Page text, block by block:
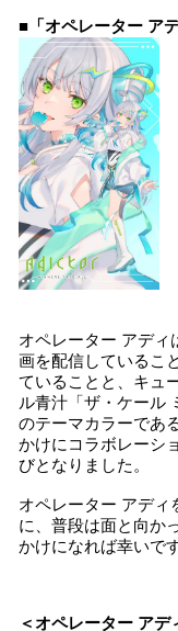
■「オペレーター ア
オペレーター アディ
画を配信しているこ
ていることと、キュ
ル青汁「ザ・ケール
のテーマカラーであ
かけにコラボレーシ
びとなりました。
オペレーター アディ
に、普段は面と向か
かけになれば幸いです
＜オペレーター アデ